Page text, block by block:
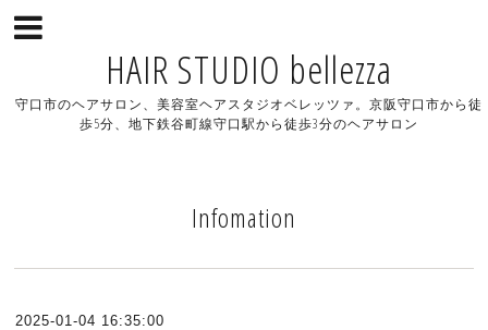
HAIR STUDIO bellezza
守口市のヘアサロン、美容室ヘアスタジオベレッツァ。京阪守口市から徒
歩5分、地下鉄谷町線守口駅から徒歩3分のヘアサロン
Infomation
2025-01-04 16:35:00